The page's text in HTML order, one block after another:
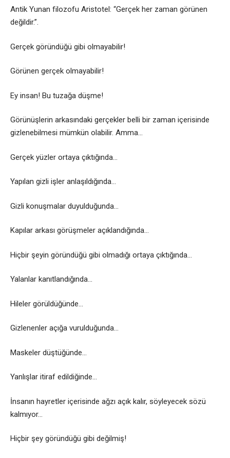
Antik Yunan filozofu Aristotel: “Gerçek her zaman görünen
değildir.”.
Gerçek göründüğü gibi olmayabilir!
Görünen gerçek olmayabilir!
Ey insan! Bu tuzağa düşme!
Görünüşlerin arkasındaki gerçekler belli bir zaman içerisinde
gizlenebilmesi mümkün olabilir. Amma…
Gerçek yüzler ortaya çıktığında…
Yapılan gizli işler anlaşıldığında…
Gizli konuşmalar duyulduğunda…
Kapılar arkası görüşmeler açıklandığında…
Hiçbir şeyin göründüğü gibi olmadığı ortaya çıktığında…
Yalanlar kanıtlandığında…
Hileler görüldüğünde…
Gizlenenler açığa vurulduğunda…
Maskeler düştüğünde…
Yanlışlar itiraf edildiğinde…
İnsanın hayretler içerisinde ağzı açık kalır, söyleyecek sözü
kalmıyor…
Hiçbir şey göründüğü gibi değilmiş!